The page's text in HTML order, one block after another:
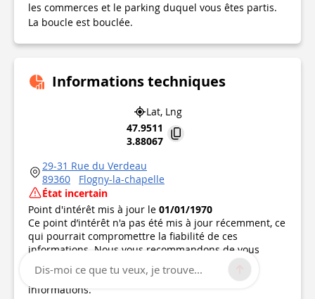
les commerces et le parking duquel vous êtes partis.
La boucle est bouclée.
Informations techniques
Lat, Lng
47.9511
3.88067
29-31 Rue du Verdeau
89360
Flogny-la-chapelle
État incertain
Point d'intérêt mis à jour le 01/01/1970
Ce point d’intérêt n'a pas été mis à jour récemment, ce
qui pourrait compromettre la fiabilité de ces
informations. Nous vous recommandons de vous
renseigner et de prendre toutes les précautions
nécessaires. Si vous en êtes l'auteur, vérifiez vos
informations.
Dis-moi ce que tu veux, je trouve...